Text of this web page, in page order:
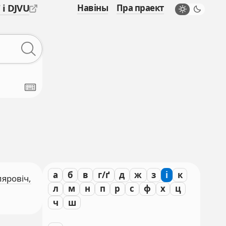
DJVU Навіны Пра праект
а б в г/ґ д ж з і
к
л
м н п р с ф х
ц
ч
ш